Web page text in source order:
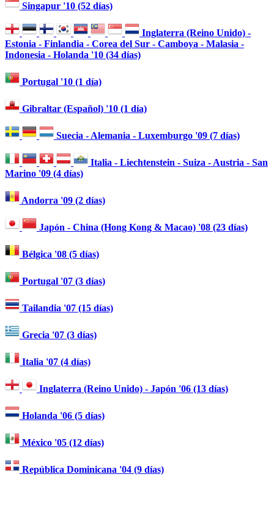
Singapur '10 (52 días)
Inglaterra (Reino Unido) -
Estonia - Finlandia - Corea del Sur - Camboya - Malasia -
Indonesia - Holanda '10 (34 días)
Portugal '10 (1 día)
Gibraltar (Español) '10 (1 día)
Suecia - Alemania - Luxemburgo '09 (7 días)
Italia - Liechtenstein - Suiza - Austria - San
Marino '09 (4 días)
Andorra '09 (2 días)
Japón - China (Hong Kong & Macao) '08 (23 días)
Bélgica '08 (5 días)
Portugal '07 (3 días)
Tailandia '07 (15 días)
Grecia '07 (3 días)
Italia '07 (4 días)
Inglaterra (Reino Unido) - Japón '06 (13 días)
Holanda '06 (5 días)
México '05 (12 días)
República Dominicana '04 (9 días)